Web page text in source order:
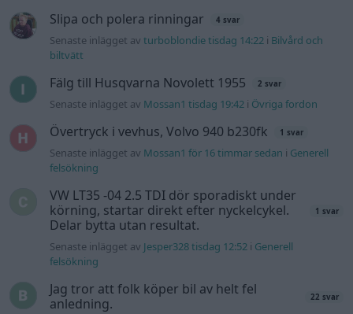
Slipa och polera rinningar 4 svar
Senaste inlägget avturboblondie tisdag 14:22 i Bilvård och
biltvätt
Fälg till Husqvarna Novolett 1955 2 svar
Senaste inlägget av Mossan1 tisdag 19:42 i Övriga fordon
Övertryck i vevhus, Volvo 940 b230fk 1 svar
Senaste inlägget av Mossan1 för 16 timmar sedan i Generell
felsökning
VW LT35 -04 2.5 TDI dör sporadiskt under
körning, startar direkt efter nyckelcykel.
Delar bytta utan resultat.
1 svar
Senaste inlägget av Jesper328 tisdag 12:52 i Generell
felsökning
Jag tror att folk köper bil av helt fel
anledning.
22 svar